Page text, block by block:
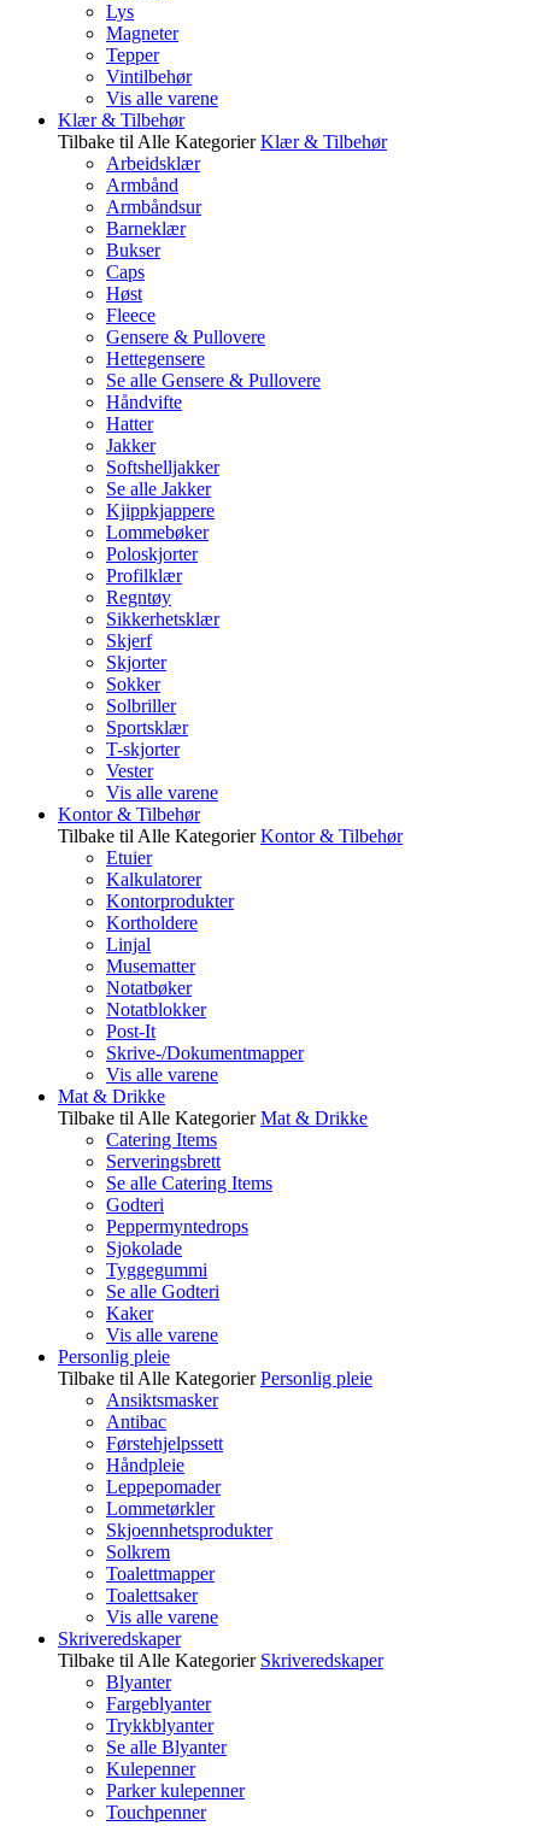
Lys
Magneter
Tepper
Vintilbehør
Vis alle varene
Klær & Tilbehør
Tilbake til Alle Kategorier Klær & Tilbehør
Arbeidsklær
Armbånd
Armbåndsur
Barneklær
Bukser
Caps
Høst
Fleece
Gensere & Pullovere
Hettegensere
Se alle Gensere & Pullovere
Håndvifte
Hatter
Jakker
Softshelljakker
Se alle Jakker
Kjippkjappere
Lommebøker
Poloskjorter
Profilklær
Regntøy
Sikkerhetsklær
Skjerf
Skjorter
Sokker
Solbriller
Sportsklær
T-skjorter
Vester
Vis alle varene
Kontor & Tilbehør
Tilbake til Alle Kategorier Kontor & Tilbehør
Etuier
Kalkulatorer
Kontorprodukter
Kortholdere
Linjal
Musematter
Notatbøker
Notatblokker
Post-It
Skrive-/Dokumentmapper
Vis alle varene
Mat & Drikke
Tilbake til Alle Kategorier Mat & Drikke
Catering Items
Serveringsbrett
Se alle Catering Items
Godteri
Peppermyntedrops
Sjokolade
Tyggegummi
Se alle Godteri
Kaker
Vis alle varene
Personlig pleie
Tilbake til Alle Kategorier Personlig pleie
Ansiktsmasker
Antibac
Førstehjelpssett
Håndpleie
Leppepomader
Lommetørkler
Skjoennhetsprodukter
Solkrem
Toalettmapper
Toalettsaker
Vis alle varene
Skriveredskaper
Tilbake til Alle Kategorier Skriveredskaper
Blyanter
Fargeblyanter
Trykkblyanter
Se alle Blyanter
Kulepenner
Parker kulepenner
Touchpenner